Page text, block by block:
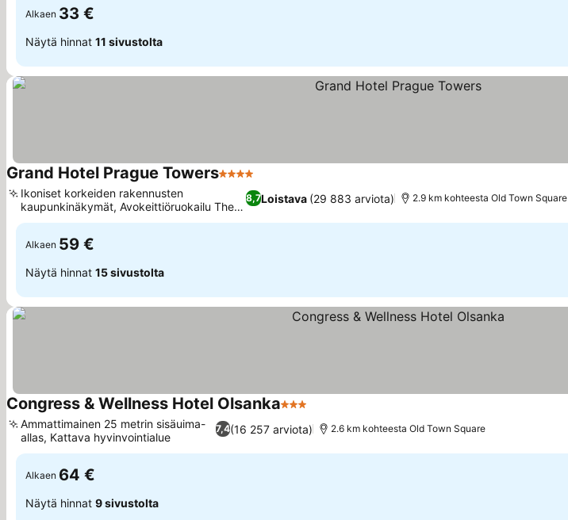
Alkaen 33 €
Näytä hinnat 11 sivustolta
Grand Hotel Prague Towers4 Tähtiluokitus
8,7Loistava (29 883 arviota)
Ikoniset korkeiden rakennusten
kaupunkinäkymät, Avokeittiöruokailu The
Grill -ravintolassa
2.9 km kohteesta Old Town Square
Alkaen 59 €
Näytä hinnat 15 sivustolta
Congress & Wellness Hotel Olsanka3 Tähtiluokitus
7,4(16 257 arviota)
Ammattimainen 25 metrin sisäuima-
allas, Kattava hyvinvointialue
2.6 km kohteesta Old Town Square
Alkaen 64 €
Näytä hinnat 9 sivustolta